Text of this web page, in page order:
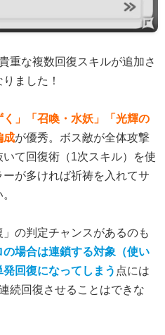
重な複数回復スキルが追加さ
ました！
く」「召喚・水妖」「光輝の
成が優秀。ボス敵が全体攻撃
て回復術（1次スキル）を使
が多ければ祈祷を入れてサ
の判定チャンスがあるのも
の場合は連鎖する対象（使い
回復になってしまう 点には
続回復させることはできな